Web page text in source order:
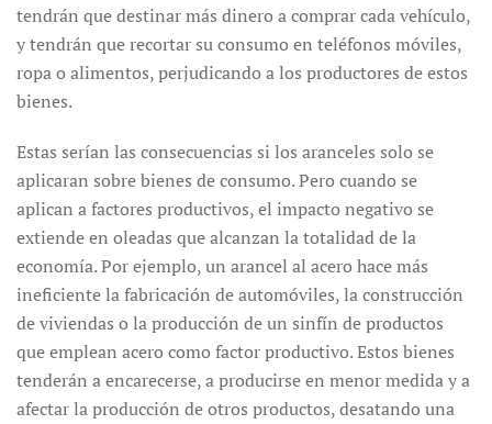
tendrán que destinar más dinero a comprar cada vehículo,
y tendrán que recortar su consumo en teléfonos móviles,
ropa o alimentos, perjudicando a los productores de estos
bienes.
Estas serían las consecuencias si los aranceles solo se
aplicaran sobre bienes de consumo. Pero cuando se
aplican a factores productivos, el impacto negativo se
extiende en oleadas que alcanzan la totalidad de la
economía. Por ejemplo, un arancel al acero hace más
ineficiente la fabricación de automóviles, la construcción
de viviendas o la producción de un sinfín de productos
que emplean acero como factor productivo. Estos bienes
tenderán a encarecerse, a producirse en menor medida y a
afectar la producción de otros productos, desatando una